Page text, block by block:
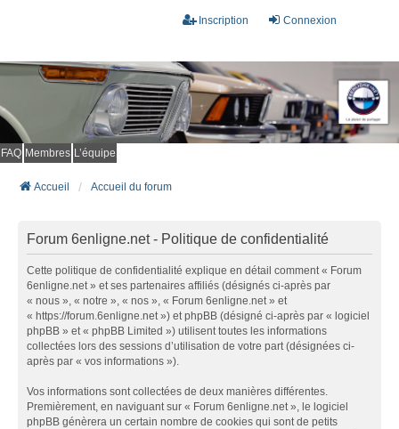
Connexion
Inscription
FAQ Membres L’équipe
Accueil Accueil du forum
Forum 6enligne.net - Politique de confidentialité
Cette politique de confidentialité explique en détail comment « Forum
6enligne.net » et ses partenaires affiliés (désignés ci-après par
« nous », « notre », « nos », « Forum 6enligne.net » et
« https://forum.6enligne.net ») et phpBB (désigné ci-après par « logiciel
phpBB » et « phpBB Limited ») utilisent toutes les informations
collectées lors des sessions d’utilisation de votre part (désignées ci-
après par « vos informations »).
Vos informations sont collectées de deux manières différentes.
Premièrement, en naviguant sur « Forum 6enligne.net », le logiciel
phpBB génèrera un certain nombre de cookies qui sont de petits